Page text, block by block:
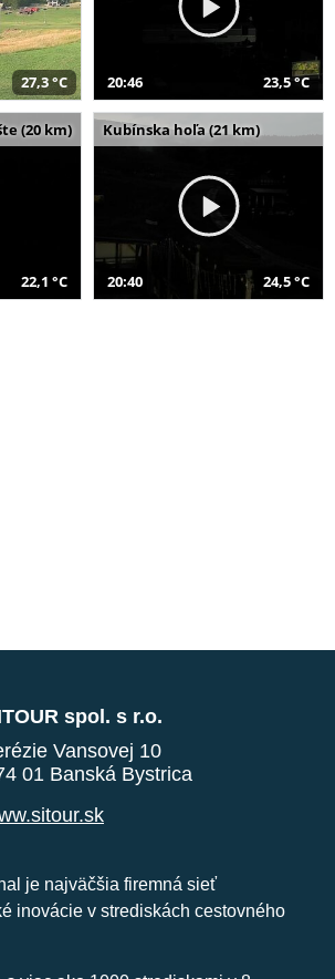
27,3 °C 20:46 23,5 °C
(20 km)
22,1 °C
Kubínska hoľa (21 km)
20:40 24,5 °C
spol. s r.o.
Vansovej 10
01 Banská Bystrica
je najväčšia firemná sieť
inovácie v strediskách cestovného